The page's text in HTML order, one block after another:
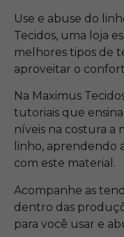
Use e abuse do
Tecidos, uma loja
melhores tipos de
aproveitar o
Na Maximus
tutoriais que
níveis na costura a
linho, aprendendo
com este material.
Acompanhe as
dentro das
para você usar e